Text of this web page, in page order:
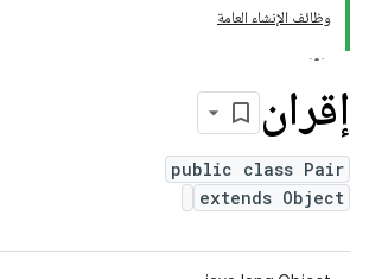
وظائف الإنشاء العامة
إقران
public class Pair
extends Object